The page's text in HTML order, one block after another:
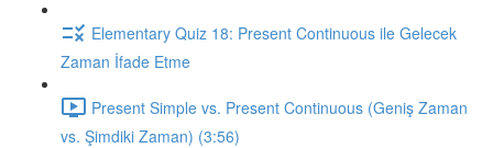
Elementary Quiz 18: Present Continuous ile Gelecek
Zaman İfade Etme
Present Simple vs. Present Continuous (Geniş Zaman
vs. Şimdiki Zaman) (3:56)